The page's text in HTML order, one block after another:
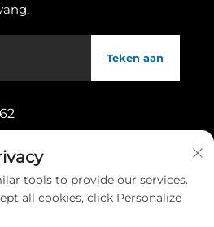
Teken aan
Eerste Straat,
Dongguan-
tools to provide our services.
all cookies, click Personalize